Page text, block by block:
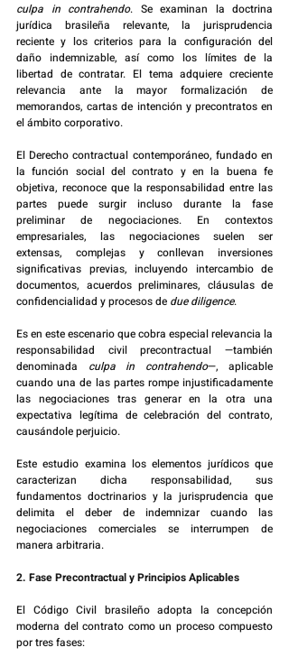
culpa in contrahendo. Se examinan la doctrina
jurídica brasileña relevante, la jurisprudencia
reciente y los criterios para la configuración del
daño indemnizable, así como los límites de la
libertad de contratar. El tema adquiere creciente
relevancia ante la mayor formalización de
memorandos, cartas de intención y precontratos en
el ámbito corporativo.
El Derecho contractual contemporáneo, fundado en
la función social del contrato y en la buena fe
objetiva, reconoce que la responsabilidad entre las
partes puede surgir incluso durante la fase
preliminar de negociaciones. En contextos
empresariales, las negociaciones suelen ser
extensas, complejas y conllevan inversiones
significativas previas, incluyendo intercambio de
documentos, acuerdos preliminares, cláusulas de
confidencialidad y procesos de due diligence.
Es en este escenario que cobra especial relevancia la
responsabilidad civil precontractual —también
denominada culpa in contrahendo—, aplicable
cuando una de las partes rompe injustificadamente
las negociaciones tras generar en la otra una
expectativa legítima de celebración del contrato,
causándole perjuicio.
Este estudio examina los elementos jurídicos que
caracterizan dicha responsabilidad, sus
fundamentos doctrinarios y la jurisprudencia que
delimita el deber de indemnizar cuando las
negociaciones comerciales se interrumpen de
manera arbitraria.
2. Fase Precontractual y Principios Aplicables
El Código Civil brasileño adopta la concepción
moderna del contrato como un proceso compuesto
por tres fases: